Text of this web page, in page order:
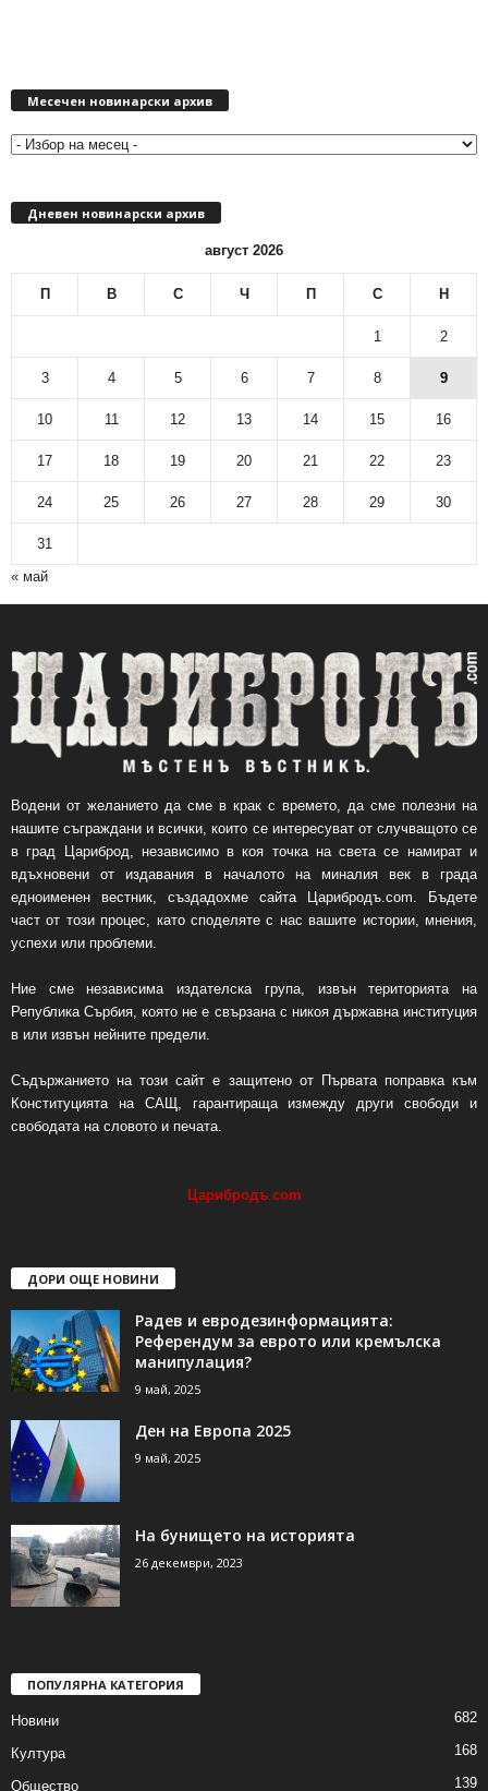
Месечен новинарски архив
в
а
р
с
к
и
а
Дневен новинарски архив
август 2026
П В С Ч П С Н
1 2
3 4 5 6 7 8 9
10 11 12 13 14 15 16
17 18 19 20 21 22 23
24 25 26 27 28 29 30
31
« май
Водени от желанието да сме в крак с времето, да сме полезни на
нашите съграждани и всички, които се интересуват от случващото се
в град Цариброд, независимо в коя точка на света се намират и
вдъхновени от издавания в началото на миналия век в града
едноименен вестник, създадохме сайта Царибродъ.com. Бъдете
част от този процес, като споделяте с нас вашите истории, мнения,
успехи или проблеми.
Ние сме независима издателска група, извън територията на
Република Сърбия, която не е свързана с никоя държавна институция
в или извън нейните предели.
Съдържанието на този сайт е защитено от Първата поправка към
Конституцията на САЩ, гарантираща измежду други свободи и
свободата на словото и печата.
Царибродъ.com
ДОРИ ОЩЕ НОВИНИ
Радев и евродезинформацията:
Референдум за еврото или кремълска
манипулация?
9 май, 2025
Ден на Европа 2025
9 май, 2025
На бунището на историята
26 декември, 2023
ПОПУЛЯРНА КАТЕГОРИЯ
Новини 682
Култура 168
Общество 139